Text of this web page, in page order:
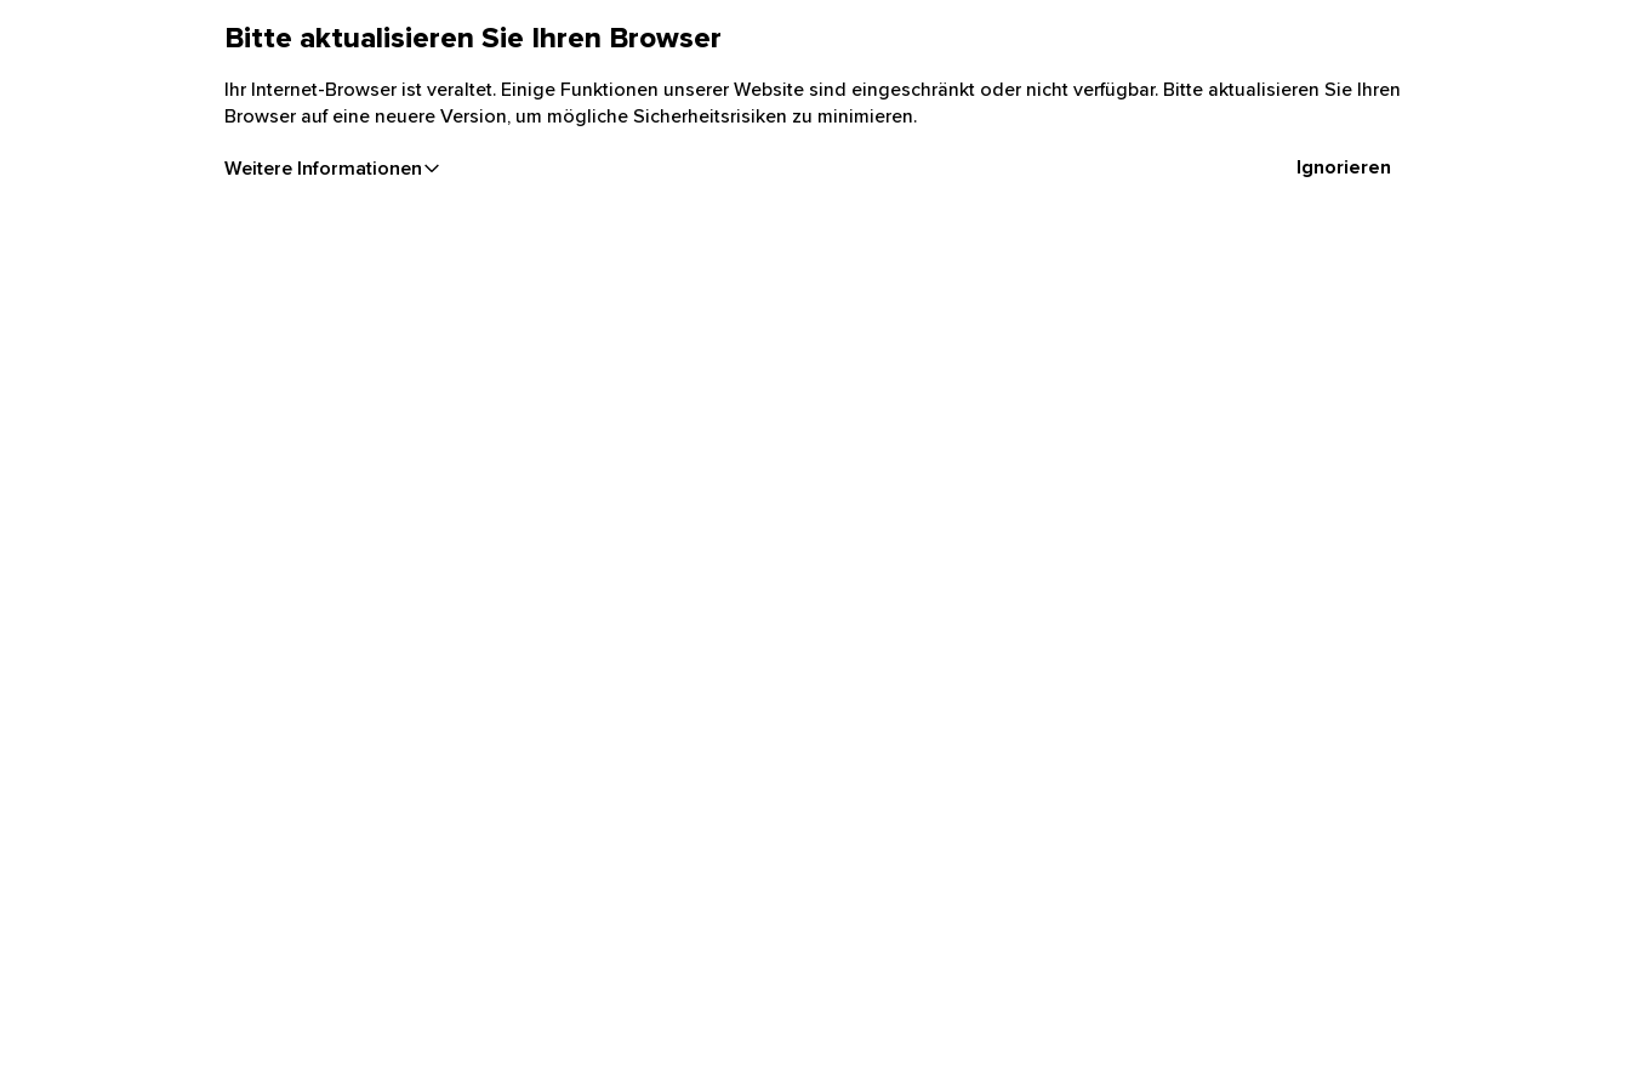
Bitte aktualisieren Sie Ihren Browser
Ihr Internet-Browser ist veraltet. Einige Funktionen unserer Website sind eingeschränkt oder nicht verfügbar. Bitte aktualisieren Sie Ihren
Browser auf eine neuere Version, um mögliche Sicherheitsrisiken zu minimieren.
Weitere Informationen Ignorieren